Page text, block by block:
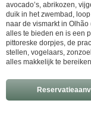
avocado’s, abrikozen,
duik in het zwembad,
naar de vismarkt in
alles te bieden en is een
pittoreske dorpjes, de
stellen, vogelaars,
alles makkelijk te